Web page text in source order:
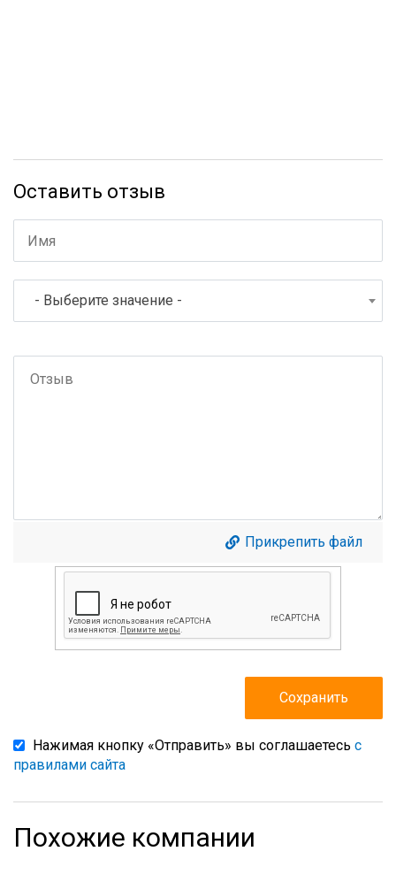
Оставить отзыв
- Выберите значение -
Прикрепить файл
Нажимая кнопку «Отправить» вы соглашаетесь с
правилами сайта
Похожие компании